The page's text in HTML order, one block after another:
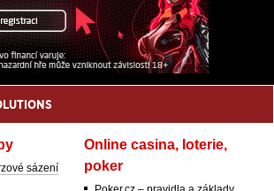
sázení
Online casina, loterie,
poker